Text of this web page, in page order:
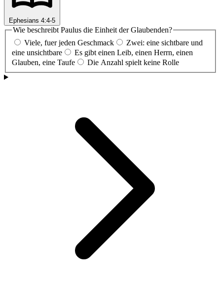
Ephesians 4:4-5
Wie beschreibt Paulus die Einheit der Glaubenden?
Viele, fuer jeden Geschmack
Zwei: eine sichtbare und
eine unsichtbare
Es gibt einen Leib, einen Herrn, einen
Glauben, eine Taufe
Die Anzahl spielt keine Rolle